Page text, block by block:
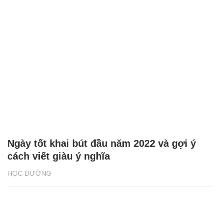
HỌC ĐƯỜNG
Ngày tốt khai bút đầu năm 2022 và gợi ý
cách viết giàu ý nghĩa